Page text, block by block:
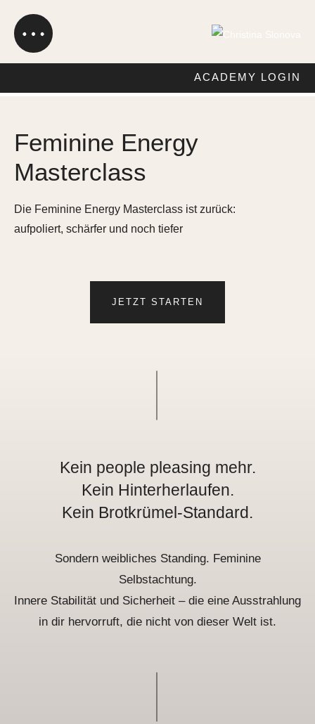
ACADEMY LOGIN
Feminine Energy
Masterclass
Die Feminine Energy Masterclass ist zurück:
aufpoliert, schärfer und noch tiefer
JETZT STARTEN
Kein people pleasing mehr.
Kein Hinterherlaufen.
Kein Brotkrümel-Standard.
Sondern weibliches Standing. Feminine
Selbstachtung.
Innere Stabilität und Sicherheit – die eine Ausstrahlung
in dir hervorruft, die nicht von dieser Welt ist.